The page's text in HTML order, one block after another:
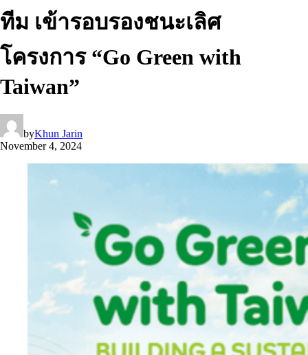
ทีม เข้ารอบรองชนะเลิศ
โครงการ “Go Green with
Taiwan”
byKhun Jarin
November 4, 2024